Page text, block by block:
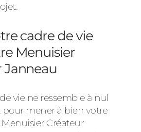
cadre de vie
Menuisier
Janneau
vie ne ressemble à nul
pour mener à bien votre
Créateur